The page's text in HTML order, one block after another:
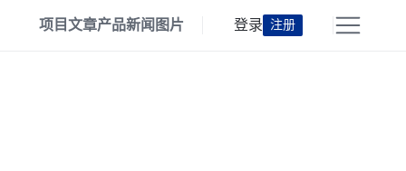
项目文章产品新闻 图片 登录 注册